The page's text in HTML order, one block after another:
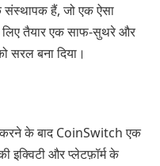
हैं, जो एक ऐसा
तैयार एक साफ-सुथरे और
सरल बना दिया।
करने के बाद CoinSwitch एक
इक्विटी और प्लेटफ़ॉर्म के